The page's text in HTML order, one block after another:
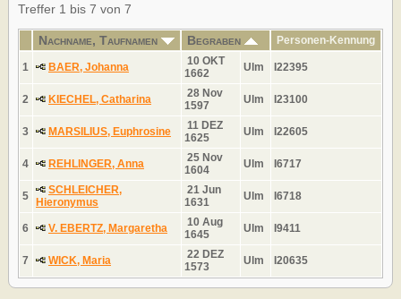
Treffer 1 bis 7 von 7
Nachname, Taufnamen Begraben Personen-Kennung
1 BAER, Johanna
10 OKT
1662
Ulm I22395
2 KIECHEL, Catharina
28 Nov
1597
Ulm I23100
3 MARSILIUS, Euphrosine
11 DEZ
1625
Ulm I22605
4 REHLINGER, Anna
25 Nov
1604
Ulm I6717
5
SCHLEICHER,
Hieronymus
21 Jun
1631
Ulm I6718
6 V. EBERTZ, Margaretha
10 Aug
1645
Ulm I9411
7 WICK, Maria
22 DEZ
1573
Ulm I20635